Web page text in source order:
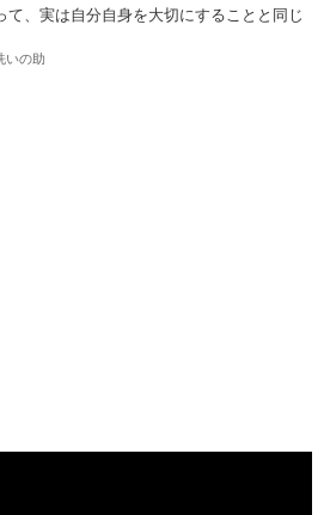
て、実は自分自身を大切にすることと同じ
いの助